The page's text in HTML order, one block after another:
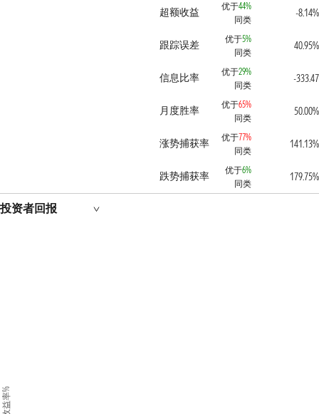
超额收益
优于44%
同类
-8.14%
跟踪误差 优于5%
同类
40.95%
信息比率 优于29%
同类
-333.47
月度胜率 优于65%
同类
50.00%
涨势捕获率 优于77%
同类
141.13%
跌势捕获率 优于6%
同类
179.75%
投资者回报
收益率%